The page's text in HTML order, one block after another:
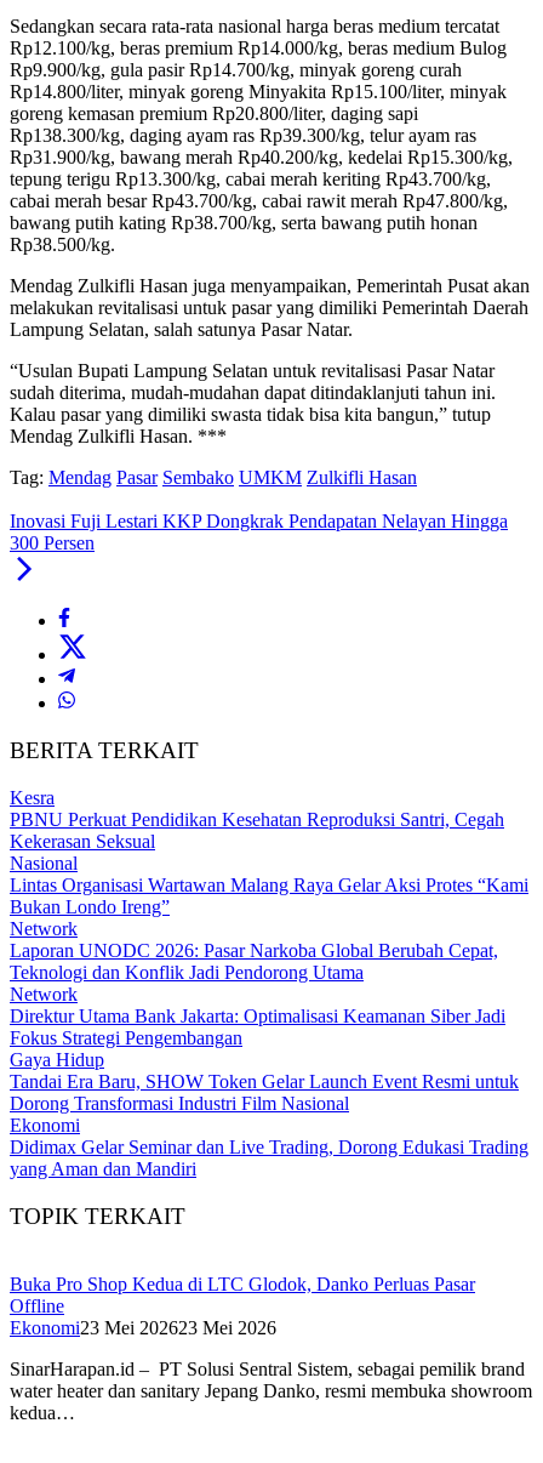
Sedangkan secara rata-rata nasional harga beras medium tercatat
Rp12.100/kg, beras premium Rp14.000/kg, beras medium Bulog
Rp9.900/kg, gula pasir Rp14.700/kg, minyak goreng curah
Rp14.800/liter, minyak goreng Minyakita Rp15.100/liter, minyak
goreng kemasan premium Rp20.800/liter, daging sapi
Rp138.300/kg, daging ayam ras Rp39.300/kg, telur ayam ras
Rp31.900/kg, bawang merah Rp40.200/kg, kedelai Rp15.300/kg,
tepung terigu Rp13.300/kg, cabai merah keriting Rp43.700/kg,
cabai merah besar Rp43.700/kg, cabai rawit merah Rp47.800/kg,
bawang putih kating Rp38.700/kg, serta bawang putih honan
Rp38.500/kg.
Mendag Zulkifli Hasan juga menyampaikan, Pemerintah Pusat akan
melakukan revitalisasi untuk pasar yang dimiliki Pemerintah Daerah
Lampung Selatan, salah satunya Pasar Natar.
“Usulan Bupati Lampung Selatan untuk revitalisasi Pasar Natar
sudah diterima, mudah-mudahan dapat ditindaklanjuti tahun ini.
Kalau pasar yang dimiliki swasta tidak bisa kita bangun,” tutup
Mendag Zulkifli Hasan. ***
Tag: Mendag Pasar Sembako UMKM Zulkifli Hasan
Inovasi Fuji Lestari KKP Dongkrak Pendapatan Nelayan Hingga
300 Persen
BERITA TERKAIT
Kesra
PBNU Perkuat Pendidikan Kesehatan Reproduksi Santri, Cegah
Kekerasan Seksual
Nasional
Lintas Organisasi Wartawan Malang Raya Gelar Aksi Protes “Kami
Bukan Londo Ireng”
Network
Laporan UNODC 2026: Pasar Narkoba Global Berubah Cepat,
Teknologi dan Konflik Jadi Pendorong Utama
Network
Direktur Utama Bank Jakarta: Optimalisasi Keamanan Siber Jadi
Fokus Strategi Pengembangan
Gaya Hidup
Tandai Era Baru, SHOW Token Gelar Launch Event Resmi untuk
Dorong Transformasi Industri Film Nasional
Ekonomi
Didimax Gelar Seminar dan Live Trading, Dorong Edukasi Trading
yang Aman dan Mandiri
TOPIK TERKAIT
Buka Pro Shop Kedua di LTC Glodok, Danko Perluas Pasar
Offline
Ekonomi23 Mei 202623 Mei 2026
SinarHarapan.id – PT Solusi Sentral Sistem, sebagai pemilik brand
water heater dan sanitary Jepang Danko, resmi membuka showroom
kedua…